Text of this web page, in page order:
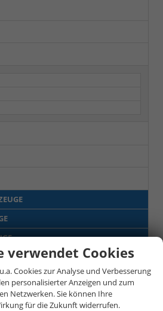
Anmelden
verwendet Cookies
Cookies zur Analyse und Verbesserung
personalisierter Anzeigen und zum
Netzwerken. Sie können Ihre
für die Zukunft widerrufen.